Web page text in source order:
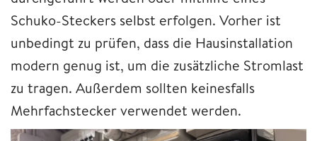
Schuko-Steckers selbst erfolgen. Vorher ist
unbedingt zu prüfen, dass die Hausinstallation
modern genug ist, um die zusätzliche Stromlast
zu tragen. Außerdem sollten keinesfalls
Mehrfachstecker verwendet werden.